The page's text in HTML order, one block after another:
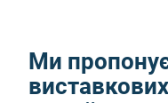
Ми